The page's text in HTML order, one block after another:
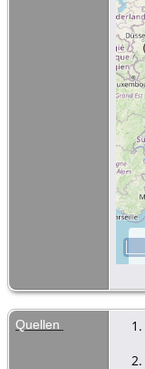
Quellen